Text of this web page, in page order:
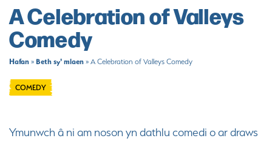
A Celebration of Valleys
Comedy
Hafan » Beth sy' mlaen » A Celebration of Valleys Comedy
COMEDY
Ymunwch â ni am noson yn dathlu comedi o ar draws